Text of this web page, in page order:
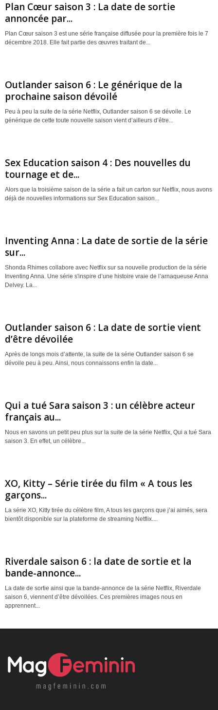
Plan Cœur saison 3 : La date de sortie
annoncée par...
Plan Cœur saison 3 est une série française diffusée pour la première fois le 7
décembre 2018. Elle fait partie des œuvres traitant de...
Outlander saison 6 : Le générique de la
prochaine saison dévoilé
Peu à peu la suite de la série Netflix, Outlander saison 6 se dévoile. Le
générique de cette toute nouvelle saison vient d’ailleurs d’être...
Sex Education saison 4 : Des nouvelles du
tournage et de...
Alors que la troisième saison de la série a fait un carton sur Netflix, nous avons
déjà de nouvelles informations sur Sex Education saison...
Inventing Anna : La date de sortie de la série
sur...
Shonda Rhimes collabore avec Netflix sur sa nouvelle production de la série
Inventing Anna. Une série s'inspire d’une histoire vraie de l’arnaqueuse Anna
Delvey. La...
Outlander saison 6 : La date de sortie vient
d’être dévoilée
Après de longs mois d’attente, la suite de la série Outlander saison 6 se
dévoile peu à peu. Ainsi, nous connaissons enfin la date...
Qui a tué Sara saison 3 : un célèbre acteur
français au...
Nous en savons un petit peu plus sur la suite de la série Netflix, Qui a tué Sara
saison 3. En effet, un célèbre...
XO, Kitty – Série tirée du film « A tous les
garçons...
La série XO, Kitty tirée du célèbre film, A tous les garçons que j’ai aimés, sera
bientôt disponible sur la plateforme de streaming Netflix....
Riverdale saison 6 : la date de sortie et la
bande-annonce...
La date de sortie ainsi que la bande-annonce de la série Netflix, Riverdale
saison 6, viennent d’être dévoilées. Ces premières images nous en
apprennent...